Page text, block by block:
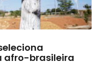
afro-brasileira